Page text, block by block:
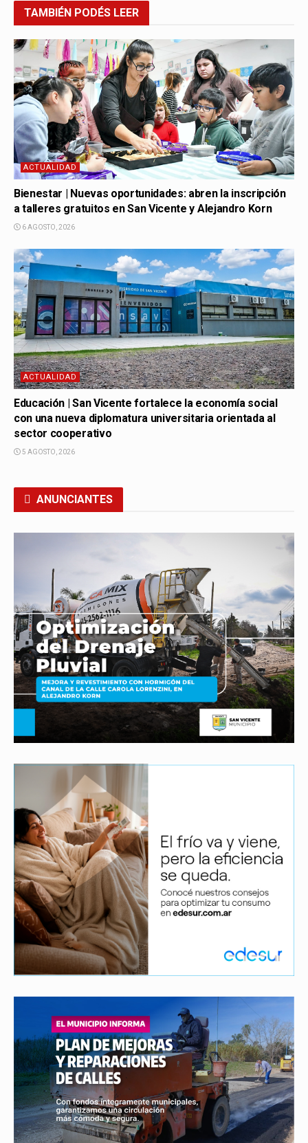
TAMBIÉN PODÉS LEER
ACTUALIDAD
Bienestar | Nuevas oportunidades: abren la inscripción
a talleres gratuitos en San Vicente y Alejandro Korn
6 AGOSTO, 2026
ACTUALIDAD
Educación | San Vicente fortalece la economía social
con una nueva diplomatura universitaria orientada al
sector cooperativo
5 AGOSTO, 2026
ANUNCIANTES